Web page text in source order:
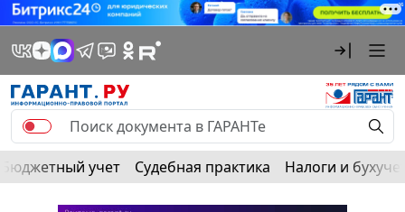
Бюджетный учет Судебная практика Налоги и